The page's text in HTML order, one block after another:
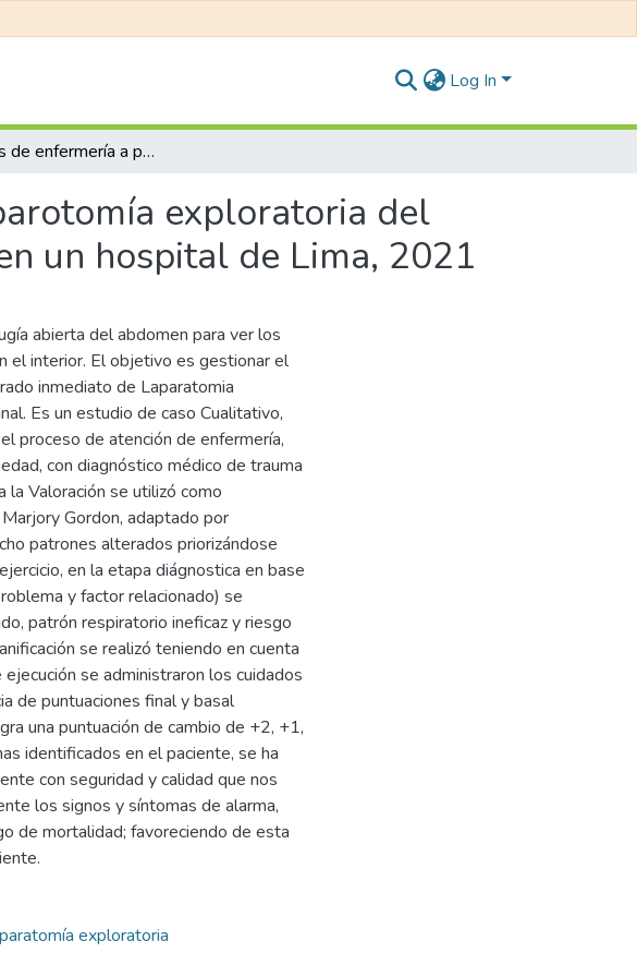
Log In
Cuidados de enfermería a paciente con laparotomía exploratoria del servicio de Recuperación Post-anestésica en un hospital de Lima, 2021
exploratoria del
un hospital de Lima, 2021
abierta del abdomen para ver los
el interior. El objetivo es gestionar el
inmediato de Laparatomia
Es un estudio de caso Cualitativo,
proceso de atención de enfermería,
con diagnóstico médico de trauma
la Valoración se utilizó como
Gordon, adaptado por
patrones alterados priorizándose
en la etapa diágnostica en base
y factor relacionado) se
patrón respiratorio ineficaz y riesgo
se realizó teniendo en cuenta
se administraron los cuidados
de puntuaciones final y basal
una puntuación de cambio de +2, +1,
identificados en el paciente, se ha
con seguridad y calidad que nos
los signos y síntomas de alarma,
de mortalidad; favoreciendo de esta
exploratoria